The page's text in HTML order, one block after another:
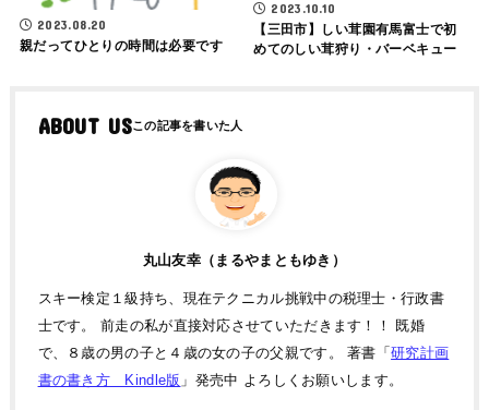
2023.08.20
親だってひとりの時間は必要です
2023.10.10
【三田市】しい茸園有馬富士で初
めてのしい茸狩り・バーベキュー
ABOUT US
丸山友幸（まるやまともゆき）
スキー検定１級持ち、現在テクニカル挑戦中の税理士・行政書
士です。 前走の私が直接対応させていただきます！！ 既婚
で、８歳の男の子と４歳の女の子の父親です。 著書「研究計画
書の書き方 Kindle版 」発売中 よろしくお願いします。